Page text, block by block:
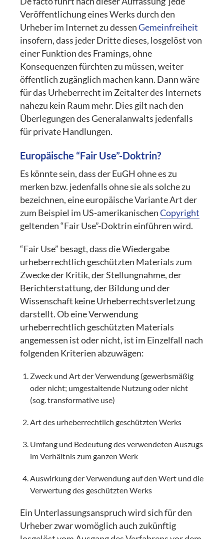
Veröffentlichung eines Werks durch den
Urheber im Internet zu dessenGemeinfreiheit
insofern, dass jeder Dritte dieses, losgelöst von
einer Funktion des Framings, ohne
Konsequenzen fürchten zu müssen, weiter
öffentlich zugänglich machen kann. Dann wäre
für das Urheberrecht im Zeitalter des Internets
nahezu kein Raum mehr. Dies gilt nach den
Überlegungen des Generalanwalts jedenfalls
für private Handlungen.
Europäische “Fair Use”-Doktrin?
Es könnte sein, dass der EuGH ohne es zu
merken bzw. jedenfalls ohne sie als solche zu
bezeichnen, eine europäische Variante Art der
zum Beispiel im US-amerikanischenCopyright
geltenden “Fair Use”-Doktrin einführen wird.
“Fair Use” besagt, dass die Wiedergabe
urheberrechtlich geschützten Materials zum
Zwecke der Kritik, der Stellungnahme, der
Berichterstattung, der Bildung und der
Wissenschaft keine Urheberrechtsverletzung
darstellt. Ob eine Verwendung
urheberrechtlich geschützten Materials
angemessen ist oder nicht, ist im Einzelfall nach
folgenden Kriterien abzuwägen:
Zweck und Art der Verwendung (gewerbsmäßig
oder nicht; umgestaltende Nutzung oder nicht
(sog. transformative use)
Art des urheberrechtlich geschützten Werks
Umfang und Bedeutung des verwendeten Auszugs
im Verhältnis zum ganzen Werk
Auswirkung der Verwendung auf den Wert und die
Verwertung des geschützten Werks
Ein Unterlassungsanspruch wird sich für den
Urheber zwar womöglich auch zukünftig